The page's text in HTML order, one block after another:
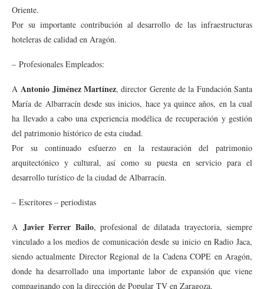
Oriente.
Por su importante contribución al desarrollo de las infraestructuras
hoteleras de calidad en Aragón.
– Profesionales Empleados:
AAntonio Jiménez Martínez, director Gerente de la Fundación Santa
María de Albarracín desde sus inicios, hace ya quince años, en la cual
ha llevado a cabo una experiencia modélica de recuperación y gestión
del patrimonio histórico de esta ciudad.
Por su continuado esfuerzo en la restauración del patrimonio
arquitectónico y cultural, así como su puesta en servicio para el
desarrollo turístico de la ciudad de Albarracín.
– Escritores – periodistas
A Javier Ferrer Bailo, profesional de dilatada trayectoria, siempre
vinculado a los medios de comunicación desde su inicio en Radio Jaca,
siendo actualmente Director Regional de la Cadena COPE en Aragón,
donde ha desarrollado una importante labor de expansión que viene
compaginando con la dirección de Popular TV en Zaragoza.